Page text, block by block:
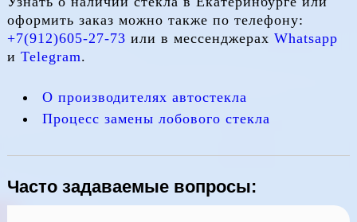
оформить заказ можно также по телефону:
+7(912)605-27-73 или в мессенджерах Whatsapp
и Telegram.
О производителях автостекла
Процесс замены лобового стекла
Часто задаваемые вопросы: